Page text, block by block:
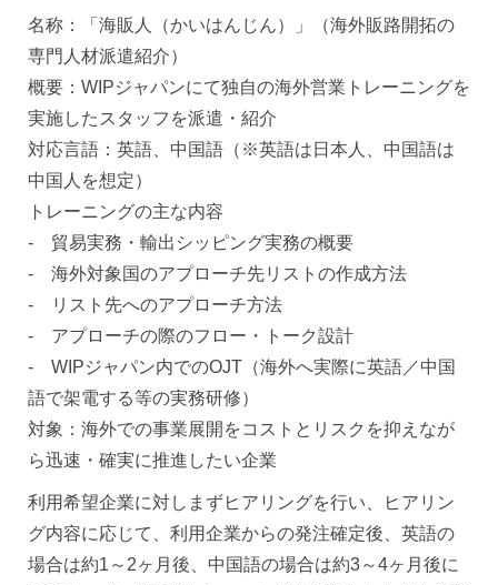
名称：「海販人（かいはんじん）」（海外販路開拓の
専門人材派遣紹介）
概要：WIPジャパンにて独自の海外営業トレーニングを
実施したスタッフを派遣・紹介
対応言語：英語、中国語（※英語は日本人、中国語は
中国人を想定）
トレーニングの主な内容
- 貿易実務・輸出シッピング実務の概要
- 海外対象国のアプローチ先リストの作成方法
- リスト先へのアプローチ方法
- アプローチの際のフロー・トーク設計
- WIPジャパン内でのOJT（海外へ実際に英語／中国
語で架電する等の実務研修）
対象：海外での事業展開をコストとリスクを抑えなが
ら迅速・確実に推進したい企業
利用希望企業に対しまずヒアリングを行い、ヒアリン
グ内容に応じて、利用企業からの発注確定後、英語の
場合は約1～2ヶ月後、中国語の場合は約3～4ヶ月後に